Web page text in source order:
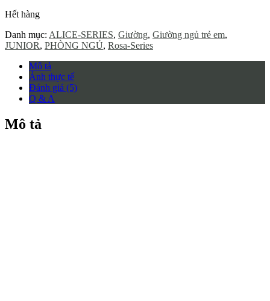
Hết hàng
Danh mục: ALICE-SERIES, Giường, Giường ngủ trẻ em,
JUNIOR, PHÒNG NGỦ, Rosa-Series
Mô tả
Ảnh thực tế
Đánh giá (5)
Q & A
Mô tả